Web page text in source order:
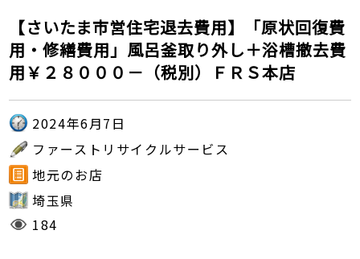
【さいたま市営住宅退去費用】「原状回復費
用・修繕費用」風呂釜取り外し＋浴槽撤去費
用￥２８０００－（税別）ＦＲＳ本店
2024年6月7日
ファーストリサイクルサービス
地元のお店
埼玉県
184